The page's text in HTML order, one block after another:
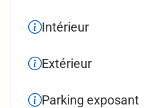
Intérieur
Extérieur
Parking exposant